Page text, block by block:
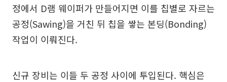
정에서 D램 웨이퍼가 만들어지면 이를 칩별로 자르는
공정(Sawing)을 거친 뒤 칩을 쌓는 본딩(Bonding)
작업이 이뤄진다.
신규 장비는 이들 두 공정 사이에 투입된다. 핵심은